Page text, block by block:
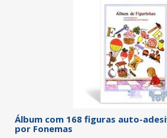
Álbum com 168 figuras auto-
por Fonemas